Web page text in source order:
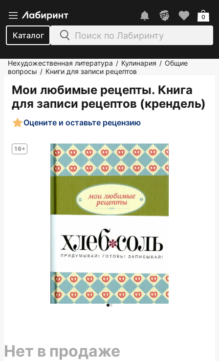
Каталог
0
Нехудожественная литература / Кулинария / Общие
вопросы / Книги для записи рецептов
Мои любимые рецепты. Книга
для записи рецептов (крендель)
16+
Оцените и оставьте рецензию
Нет в продаже